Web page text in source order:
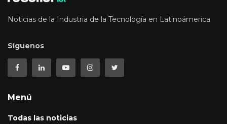
Noticias de la Industria de la Tecnología en Latinoámerica
Síguenos
Menú
Todas las noticias